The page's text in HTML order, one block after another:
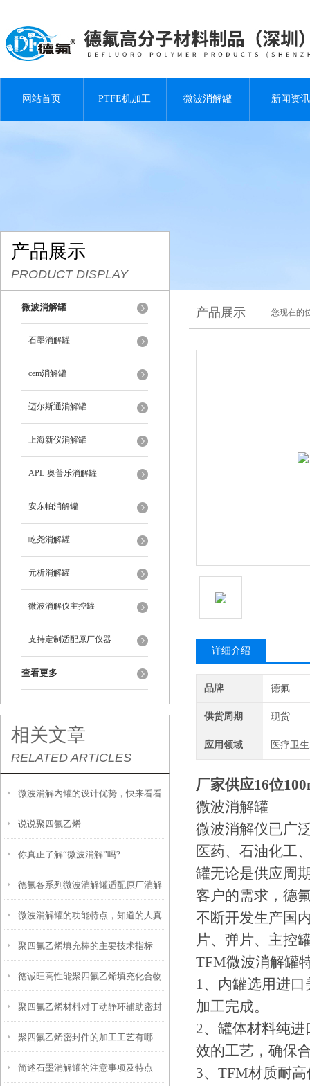
网站首页 PTFE机加工 微波消解罐 新闻资讯
产品展示
PRODUCT DISPLAY
微波消解罐
石墨消解罐
cem消解罐
迈尔斯通消解罐
上海新仪消解罐
APL-奥普乐消解罐
安东帕消解罐
屹尧消解罐
元析消解罐
微波消解仪主控罐
支持定制适配原厂仪器
查看更多
相关文章
RELATED ARTICLES
微波消解内罐的设计优势，快来看看
吧
说说聚四氟乙烯
你真正了解“微波消解”吗?
德氟各系列微波消解罐适配原厂消解
仪
微波消解罐的功能特点，知道的人真
的很少！
聚四氟乙烯填充棒的主要技术指标
德诚旺高性能聚四氟乙烯填充化合物
聚四氟乙烯材料对于动静环辅助密封
圈的应用
聚四氟乙烯密封件的加工工艺有哪
些？
简述石墨消解罐的注意事项及特点
产品展示 您现在的
详细介绍
品牌 德氟
供货周期 现货
应用领域 医疗卫
厂家供应16位
微波消解罐
微波消解仪已广
医药、石油化工
罐无论是供应周
客户的需求，德
不断开发生产国
片、弹片、主控
TFM微波消解罐
1、内罐选用进
加工完成。
2、罐体材料纯
效的工艺，确保
3、TFM材质耐